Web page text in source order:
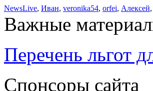
NewsLive, Иван, veronika54, orfei, Алексей,
Важные
Перечень льгот
Спонсоры сайта